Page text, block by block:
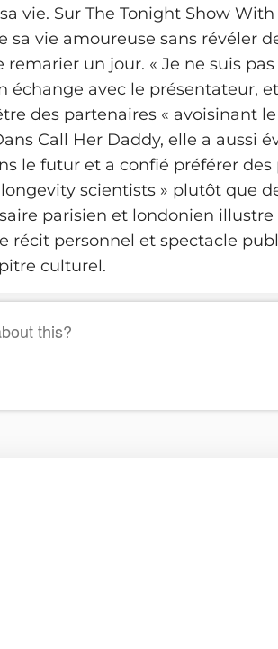
vie. Sur The Tonight Show
sa vie amoureuse sans révéler
remarier un jour. « Je ne suis
échange avec le présentateur,
des partenaires « avoisinant
Call Her Daddy, elle a aussi
le futur et a confié préférer des
scientists » plutôt que
parisien et londonien
récit personnel et spectacle
culturel.